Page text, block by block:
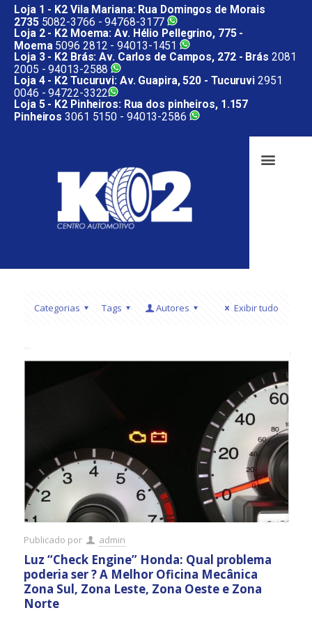
Loja 1 - K2 Vila Mariana: Rua Domingos de Morais
27355082-3766 -94768-3177
Loja 2 - K2 Moema: Av. Hélio Pellegrino, 775 -
Moema5096 2812 -94013-1451
Loja 3 - K2 Brás: Av. Carlos de Campos, 272 - Brás 2081
2005 -94013-2588
Loja 4 - K2 Tucuruvi: Av. Guapira, 520 - Tucuruvi 2951
0046 -94722-3322
Loja 5 - K2 Pinheiros: Rua dos pinheiros, 1.157
Pinheiros 3061 5150 - 94013-2586
Categorias Tags Autores Exibir tudo
Publicado por admin
Luz “Check Engine” Honda: Qual problema
poderia ser ? A Melhor Oficina Mecânica
Zona Sul, Zona Leste, Zona Oeste e Zona
Norte